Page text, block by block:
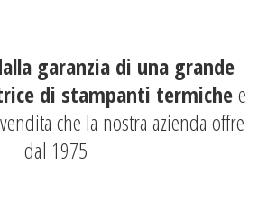
garanzia di una grande
di stampanti termichee
che la nostra azienda offre
dal 1975